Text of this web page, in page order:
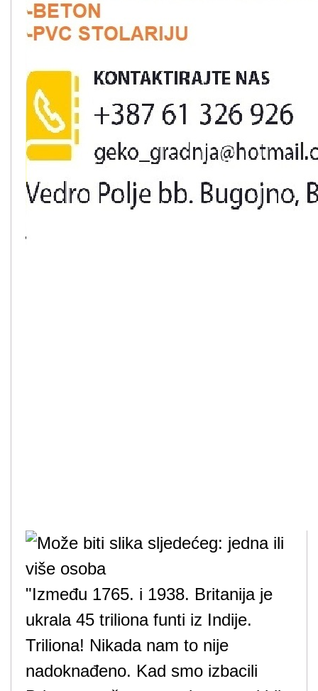
"Između 1765. i 1938. Britanija je
ukrala 45 triliona funti iz Indije.
Triliona! Nikada nam to nije
nadoknađeno. Kad smo izbacili